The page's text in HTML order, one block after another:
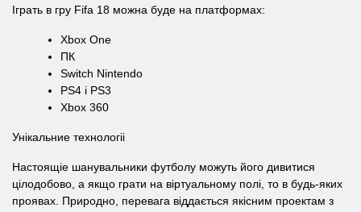
Іграть в гру Fifa 18 можна буде на платформах:
Xbox One
ПК
Switch Nintendo
PS4 і PS3
Xbox 360
Унікальние технологіі
Настоящіе шанувальники футболу можуть його дивитися
цілодобово, а якщо грати на віртуальному полі, то в будь-яких
проявах. Природно, перевага віддається якісним проектам з